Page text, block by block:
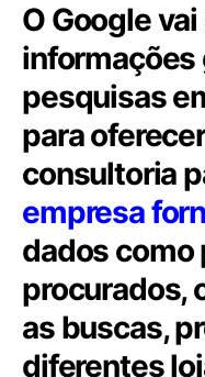
O Google
informações
pesquisas
para
consultoria
empresa
dados como
procurados,
as buscas,
diferentes